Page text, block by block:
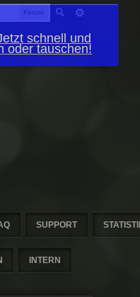
Forum
SUPPORT
INTERN
schnell und
oder tauschen!